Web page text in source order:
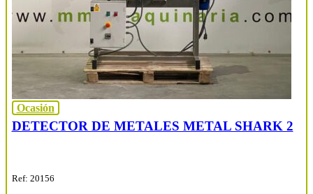
Ocasión
DETECTOR DE METALES METAL SHARK 2
Ref: 20156